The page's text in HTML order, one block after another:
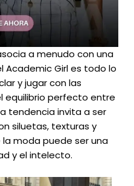
a menudo con una
Academic Girl es todo lo
y jugar con las
equilibrio perfecto entre
tendencia invita a ser
siluetas, texturas y
moda puede ser una
y el intelecto.